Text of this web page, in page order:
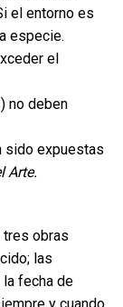
el entorno es
especie.
el
no deben
sido expuestas
Arte.
tres obras
las
fecha de